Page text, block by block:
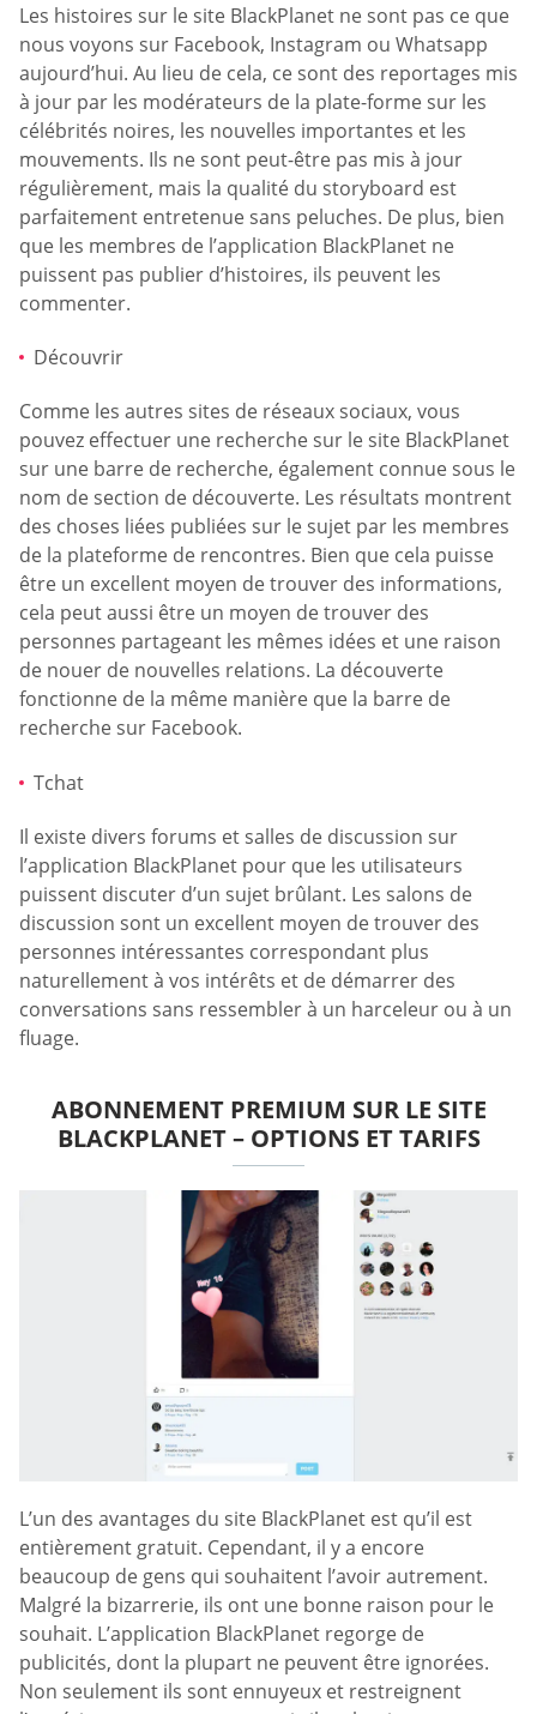
Les histoires sur le site BlackPlanet ne sont pas ce que
nous voyons sur Facebook, Instagram ou Whatsapp
aujourd’hui. Au lieu de cela, ce sont des reportages mis
à jour par les modérateurs de la plate-forme sur les
célébrités noires, les nouvelles importantes et les
mouvements. Ils ne sont peut-être pas mis à jour
régulièrement, mais la qualité du storyboard est
parfaitement entretenue sans peluches. De plus, bien
que les membres de l’application BlackPlanet ne
puissent pas publier d’histoires, ils peuvent les
commenter.
Découvrir
Comme les autres sites de réseaux sociaux, vous
pouvez effectuer une recherche sur le site BlackPlanet
sur une barre de recherche, également connue sous le
nom de section de découverte. Les résultats montrent
des choses liées publiées sur le sujet par les membres
de la plateforme de rencontres. Bien que cela puisse
être un excellent moyen de trouver des informations,
cela peut aussi être un moyen de trouver des
personnes partageant les mêmes idées et une raison
de nouer de nouvelles relations. La découverte
fonctionne de la même manière que la barre de
recherche sur Facebook.
Tchat
Il existe divers forums et salles de discussion sur
l’application BlackPlanet pour que les utilisateurs
puissent discuter d’un sujet brûlant. Les salons de
discussion sont un excellent moyen de trouver des
personnes intéressantes correspondant plus
naturellement à vos intérêts et de démarrer des
conversations sans ressembler à un harceleur ou à un
fluage.
ABONNEMENT PREMIUM SUR LE SITE
BLACKPLANET – OPTIONS ET TARIFS
L’un des avantages du site BlackPlanet est qu’il est
entièrement gratuit. Cependant, il y a encore
beaucoup de gens qui souhaitent l’avoir autrement.
Malgré la bizarrerie, ils ont une bonne raison pour le
souhait. L’application BlackPlanet regorge de
publicités, dont la plupart ne peuvent être ignorées.
Non seulement ils sont ennuyeux et restreignent